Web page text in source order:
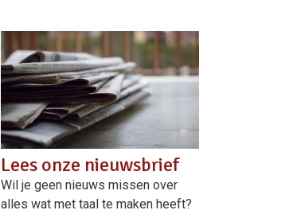
Lees onze nieuwsbrief
Wil je geen nieuws missen over
alles wat met taal te maken heeft?